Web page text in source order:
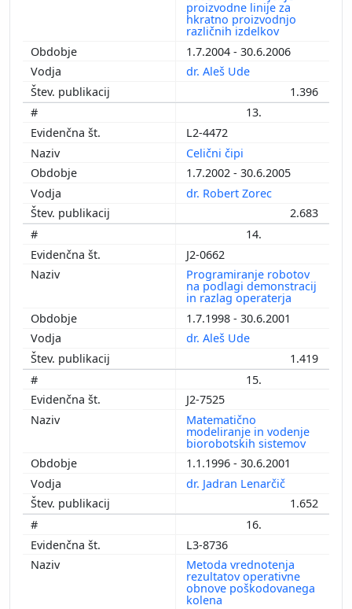
proizvodne linije za
hkratno proizvodnjo
različnih izdelkov
1.7.2004 - 30.6.2006
dr. Aleš Ude
1.396
13.
L2-4472
Celični čipi
1.7.2002 - 30.6.2005
dr. Robert Zorec
2.683
14.
J2-0662
Programiranje robotov
na podlagi demonstracij
in razlag operaterja
1.7.1998 - 30.6.2001
dr. Aleš Ude
1.419
15.
J2-7525
Matematično
modeliranje in vodenje
biorobotskih sistemov
1.1.1996 - 30.6.2001
dr. Jadran Lenarčič
1.652
16.
L3-8736
Metoda vrednotenja
rezultatov operativne
obnove poškodovanega
kolena